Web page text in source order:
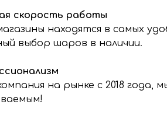
скорость работы
находятся в самых
выбор шаров в наличии.
на рынке с 2018 года,